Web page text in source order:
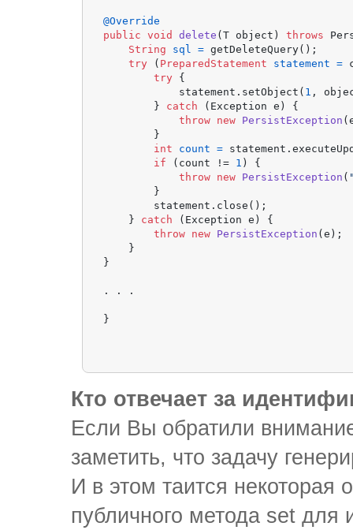
@Override
public
void delete (T object) throws
String
sql = getDeleteQuery();
try ( PreparedStatement statement =
try {
            statement.setObject(
1 ,
        }
catch (Exception e) {
throw new PersistException
        }
int
count =
if (count != 1 ) {
throw new PersistException (
        }
        statement.close();
    }
catch (Exception e) {
throw new PersistException (e);
    }
}
. . .
Кто отвечает за
Если Вы обратили
заметить, что задачу
И в этом таится некоторая
публичного метода set